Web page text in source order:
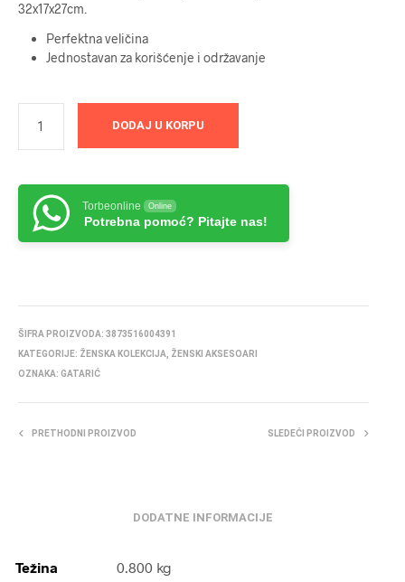
32x17x27cm.
Perfektna veličina
Jednostavan za korišćenje i održavanje
DODAJ U KORPU
Torbeonline Online
Potrebna pomoć? Pitajte nas!
ŠIFRA PROIZVODA: 3873516004391
KATEGORIJE: ŽENSKA KOLEKCIJA, ŽENSKI AKSESOARI
OZNAKA: GATARIĆ
PRETHODNI PROIZVOD SLEDEĆI PROIZVOD
DODATNE INFORMACIJE
Težina 0.800 kg